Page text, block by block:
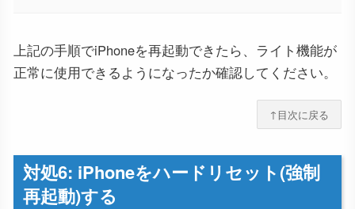
上記の手順でiPhoneを再起動できたら、ライト機能が
正常に使用できるようになったか確認してください。
↑目次に戻る
対処6: iPhoneをハードリセット(強制
再起動)する